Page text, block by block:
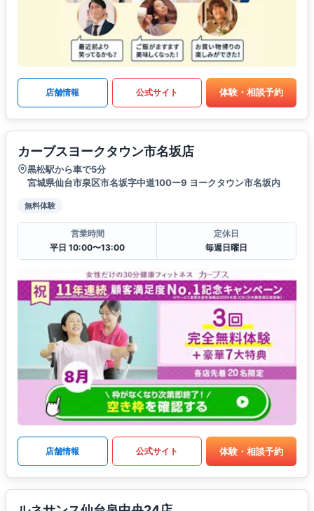
店舗情報 公式サイト 体験・相談予約
カーブスヨークタウン市名坂店
黒松駅から車で5分
宮城県仙台市泉区市名坂字中道100ー9 ヨークタウン市名坂内
無料体験
営業時間
平日 10:00〜13:00
定休日
毎週日曜日
店舗情報 公式サイト 体験・相談予約